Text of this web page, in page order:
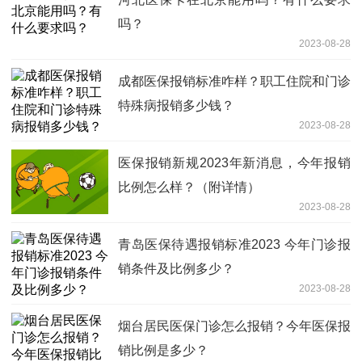
吗？
2023-08-28
成都医保报销标准咋样？职工住院和门诊
特殊病报销多少钱？
2023-08-28
医保报销新规2023年新消息，今年报销
比例怎么样？（附详情）
2023-08-28
青岛医保待遇报销标准2023 今年门诊报
销条件及比例多少？
2023-08-28
烟台居民医保门诊怎么报销？今年医保报
销比例是多少？